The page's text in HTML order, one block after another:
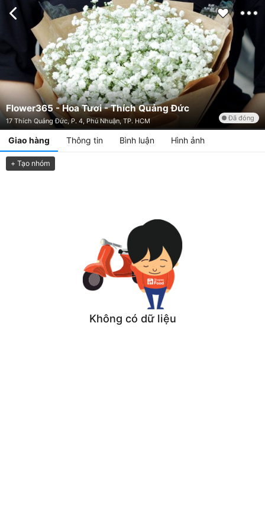
Flower365 - Hoa Tươi - Thích Quảng Đức
17 Thích Quảng Đức, P. 4, Phú Nhuận, TP. HCM Đã đóng
Giao hàng Thông tin Bình luận Hình ảnh
+ Tạo nhóm
Không có dữ liệu